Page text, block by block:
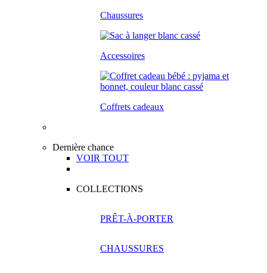
Chaussures
Accessoires
Coffrets cadeaux
Dernière chance
VOIR TOUT
COLLECTIONS
PRÊT-À-PORTER
CHAUSSURES